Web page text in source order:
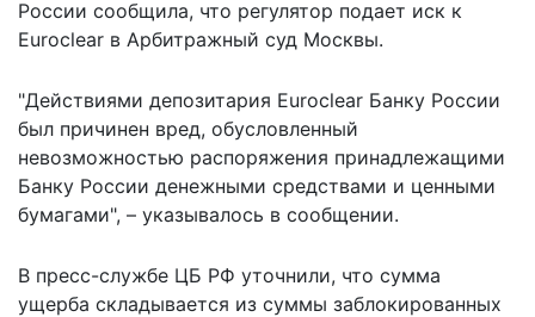
России сообщила, что регулятор подает иск к
Euroclear в Арбитражный суд Москвы.
"Действиями депозитария Euroclear Банку России
был причинен вред, обусловленный
невозможностью распоряжения принадлежащими
Банку России денежными средствами и ценными
бумагами", – указывалось в сообщении.
В пресс-службе ЦБ РФ уточнили, что сумма
ущерба складывается из суммы заблокированных